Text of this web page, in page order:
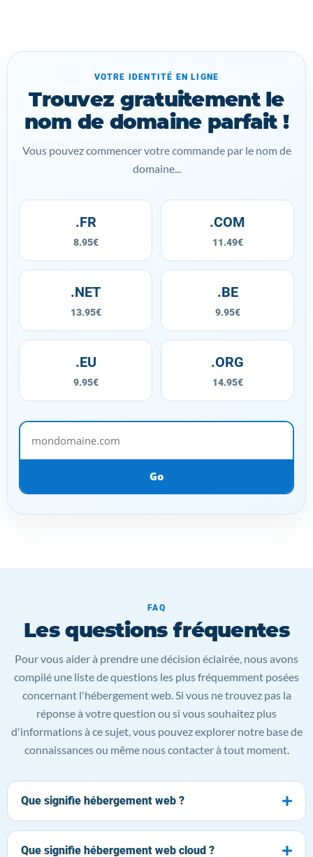
VOTRE IDENTITÉ EN LIGNE
Trouvez gratuitement le
nom de domaine parfait !
Vous pouvez commencer votre commande par le nom de
domaine...
.FR
8.95€
.COM
11.49€
.NET
13.95€
.BE
9.95€
.EU
9.95€
.ORG
14.95€
mondomaine.com
Go
FAQ
Les questions fréquentes
Pour vous aider à prendre une décision éclairée, nous avons
compilé une liste de questions les plus fréquemment posées
concernant l'hébergement web. Si vous ne trouvez pas la
réponse à votre question ou si vous souhaitez plus
d'informations à ce sujet, vous pouvez explorer notre base de
connaissances ou même nous contacter à tout moment.
Que signifie hébergement web ?
Que signifie hébergement web cloud ?